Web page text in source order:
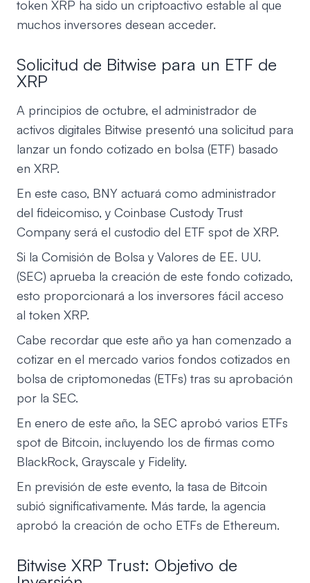
token XRP ha sido un criptoactivo estable al que
muchos inversores desean acceder.
Solicitud de Bitwise para un ETF de
XRP
A principios de octubre, el administrador de
activos digitales Bitwise presentó una solicitud para
lanzar un fondo cotizado en bolsa (ETF) basado
en XRP.
En este caso, BNY actuará como administrador
del fideicomiso, y Coinbase Custody Trust
Company será el custodio del ETF spot de XRP.
Si la Comisión de Bolsa y Valores de EE. UU.
(SEC) aprueba la creación de este fondo cotizado,
esto proporcionará a los inversores fácil acceso
al token XRP.
Cabe recordar que este año ya han comenzado a
cotizar en el mercado varios fondos cotizados en
bolsa de criptomonedas (ETFs) tras su aprobación
por la SEC.
En enero de este año, la SEC aprobó varios ETFs
spot de Bitcoin, incluyendo los de firmas como
BlackRock, Grayscale y Fidelity.
En previsión de este evento, la tasa de Bitcoin
subió significativamente. Más tarde, la agencia
aprobó la creación de ocho ETFs de Ethereum.
Bitwise XRP Trust: Objetivo de